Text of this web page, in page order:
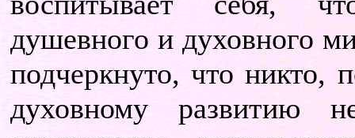
душевного и духовного
подчеркнуто, что никто,
духовному развитию